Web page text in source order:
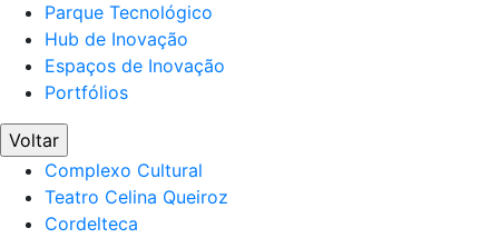
Parque Tecnológico
Hub de Inovação
Espaços de Inovação
Portfólios
Voltar
Complexo Cultural
Teatro Celina Queiroz
Cordelteca